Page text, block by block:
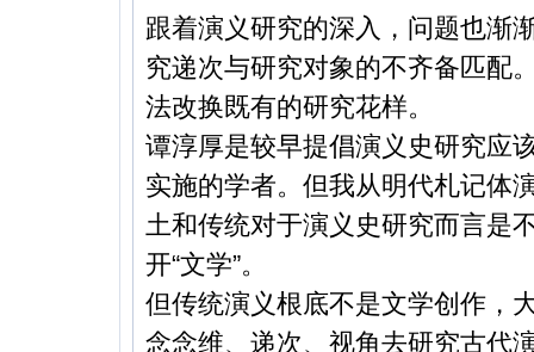
跟着演义研究的深入，问题也渐
究递次与研究对象的不齐备匹配
法改换既有的研究花样。
谭淳厚是较早提倡演义史研究应
实施的学者。但我从明代札记体
土和传统对于演义史研究而言是
开“文学”。
但传统演义根底不是文学创作，
念念维、递次、视角去研究古代